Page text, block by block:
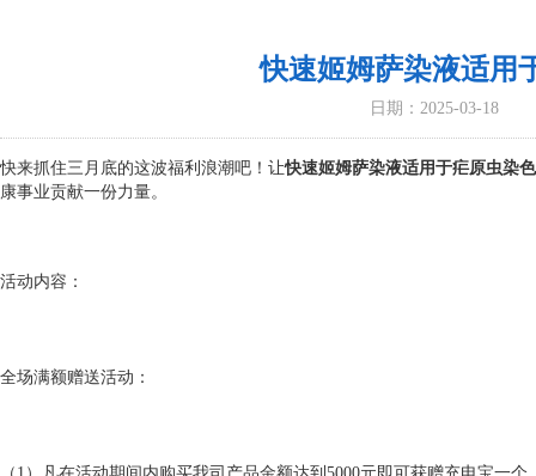
快速姬姆萨染液适用
日期：2025-03-18
快来抓住三月底的这波福利浪潮吧！让快速姬姆萨染液适用于疟原虫染色
康事业贡献一份力量。
活动内容：
全场满额赠送活动：